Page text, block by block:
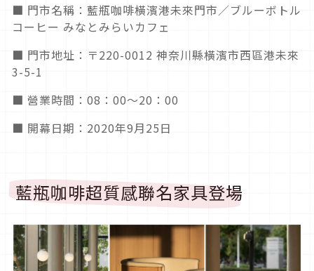
■ 門市名稱：藍瓶咖啡橫濱港未來門市／ブルーボトル
コーヒー みなとみらいカフェ
■ 門市地址：〒220-0012 神奈川縣橫濱市西區港未來
3-5-1
■ 營業時間：08：00～20：00
■ 開幕日期：2020年9月25日
藍瓶咖啡超質感聯名家具登場